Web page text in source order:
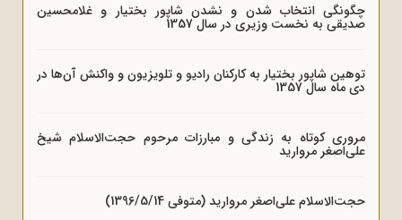
چگونگی انتخاب شدن و نشدن شاپور بختیار و غلامحسین
صدیقی به نخست وزیری در سال 1357
توهین شاپور بختیار به کارکنان رادیو و تلویزیون و واکنش آن‌ها در
دی ماه سال 1357
مروری کوتاه به زندگی و مبارزات مرحوم حجت‌الاسلام شیخ
علی‌اصغر مروارید
حجت‌الاسلام علی‌اصغر مروارید (متوفی 1396/5/14)